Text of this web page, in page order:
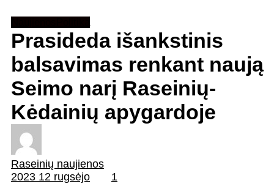
Prasideda išankstinis
balsavimas renkant naują
Seimo narį Raseinių-
Kėdainių apygardoje
Raseinių naujienos
2023 12 rugsėjo
1